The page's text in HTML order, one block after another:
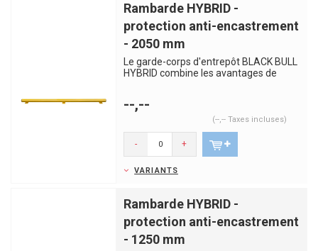
Rambarde HYBRID -
protection anti-encastrement
- 2050 mm
Le garde-corps d'entrepôt BLACK BULL
HYBRID combine les avantages de
--,--
(--,-- Taxes incluses)
- +
VARIANTS
Rambarde HYBRID -
protection anti-encastrement
- 1250 mm